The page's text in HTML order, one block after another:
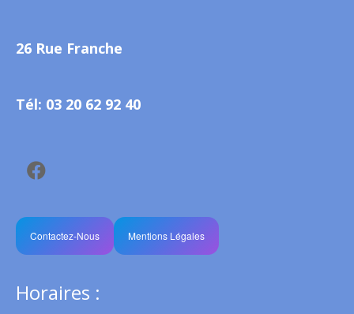
26 Rue Franche
Tél: 03 20 62 92 40
Contactez-Nous Mentions Légales
Horaires :